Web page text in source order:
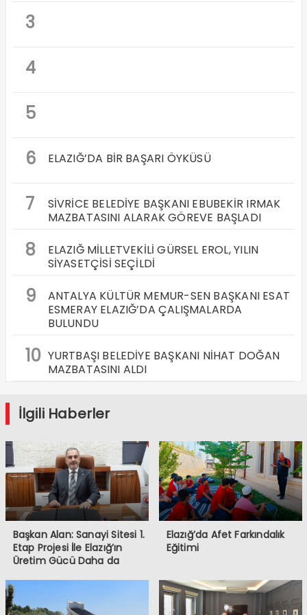
3
4
5
6
ELAZIĞ’DA BİR BAŞARI ÖYKÜSÜ
7
SİVRİCE BELEDİYE BAŞKANI EBUBEKİR IRMAK
MAZBATASINI ALARAK GÖREVE BAŞLADI
8
ELAZIĞ MİLLETVEKİLİ GÜRSEL EROL, YILIN
SİYASETÇİSİ SEÇİLDİ
9
ANTALYA KÜLTÜR MEMUR-SEN BAŞKANI ESAT
ESMERAY ELAZIĞ’DA ÇALIŞMALARDA
BULUNDU
10 YURTBAŞI BELEDİYE BAŞKANI NİHAT DOĞAN
MAZBATASINI ALDI
İlgili Haberler
Başkan Alan: Sanayi Sitesi 1.
Etap Projesi İle Elazığ’ın
Üretim Gücü Daha da
Elazığ’da Afet Farkındalık
Eğitimi